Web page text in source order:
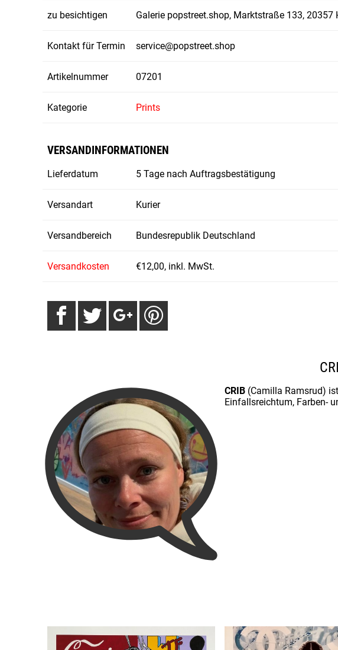
zu besichtigen Galerie popstreet.shop, Marktstraße 133, 20357
Kontakt für Termin service@popstreet.shop
Artikelnummer 07201
Kategorie Prints
VERSANDINFORMATIONEN
Lieferdatum 5 Tage nach Auftragsbestätigung
Versandart Kurier
Versandbereich Bundesrepublik Deutschland
Versandkosten €12,00, inkl. MwSt.
CRIB (Camilla Ramsrud)
Einfallsreichtum, Farben-